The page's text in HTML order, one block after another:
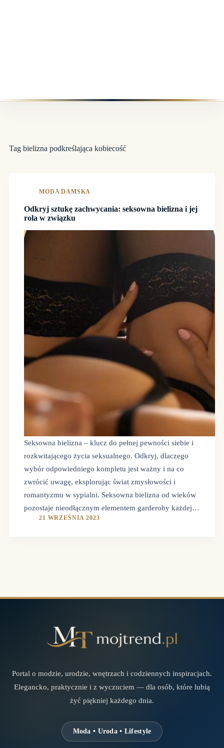
Tag bielizna podkreślająca kobiecość
MODA DAMSKA
Odkryj sztukę zachwycania: seksowna bielizna i jej
rola w związku
Seksowna bielizna – klucz do pełnej pewności siebie i
rozkwitającego życia seksualnego. Odkryj, dlaczego
wybór odpowiedniego kompletu jest ważny i na co
zwrócić uwagę, eksplorując świat zmysłowości i
romantyzmu w sypialni. Seksowna bielizna od wieków
pozostaje nieodłącznym elementem garderoby każdej…
21 WRZEŚNIA 2023
Portal o modzie, urodzie, wnętrzach i codziennych inspiracjach.
Elegancko, praktycznie i z wyczuciem — dla osób, które lubią
żyć piękniej każdego dnia.
Moda • Uroda • Lifestyle